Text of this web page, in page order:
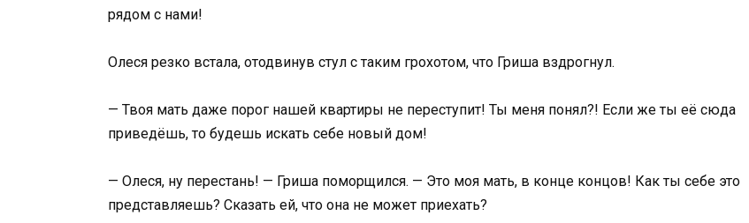
рядом с нами!
Олеся резко встала, отодвинув стул с таким грохотом, что Гриша вздрогнул.
— Твоя мать даже порог нашей квартиры не переступит! Ты меня понял?! Если же ты её сюда
приведёшь, то будешь искать себе новый дом!
— Олеся, ну перестань! — Гриша поморщился. — Это моя мать, в конце концов! Как ты себе это
представляешь? Сказать ей, что она не может приехать?